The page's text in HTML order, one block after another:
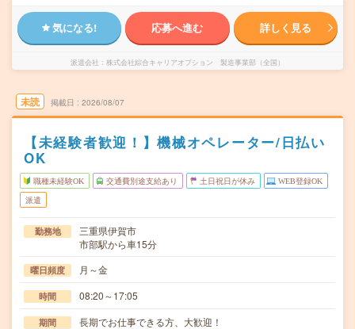
気になる! 応募へ進む 詳しく見る
派遣会社 株式会社綜合キャリアオプション 製造事業部（全国）
未読 掲載日 2026/08/07
【未経験者歓迎！】機械オペレーター/日払い
OK
職種未経験OK 交通費別途支給あり 土日祝日が休み WEB登録OK
派遣
勤務地
三重県伊賀市
市部駅から車15分
曜日頻度 月～金
時間 08:20～17:05
期間 長期でお仕事できる方、大歓迎！